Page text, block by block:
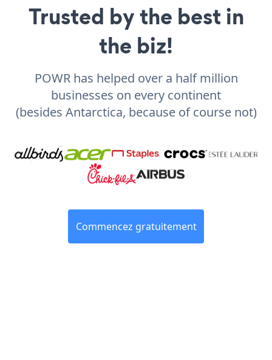
Trusted by the best in
the biz!
POWR has helped over a half million
businesses on every continent
(besides Antarctica, because of course not)
Commencez gratuitement